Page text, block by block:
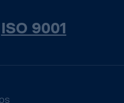
ISO 9001